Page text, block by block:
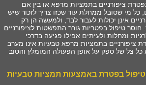
ציפורניים בתמציות מרפא או בין אם
כל מי שסובל ממחלת עור שכזו צריך לזכור שיש
אינן יכולות לעבור לבד, ולמעשה הן רק
טיפול בפטריות גורר התפשטות לציפורניים
ומחלות ולעיתים אפילו פגיעה בדרכי
ציפורניים בתמציות מרפא טבעיות אינו מערב
כל צל של ספק על אופן הפעולה המומלץ והטוב
בפטרת באמצעות תמציות טבעיות